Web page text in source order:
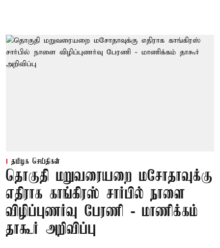
தமிழக செய்திகள்
தொகுதி மறுவரையறை மசோதாவுக்கு
எதிராக காங்கிரஸ் சார்பில் நாளை
விழிப்புணர்வு பேரணி - மாணிக்கம்
தாகூர் அறிவிப்பு